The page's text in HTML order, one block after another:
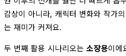
감상이 아니라, 캐릭터 변화와 작가
는 재미가 커져요.
두 번째 활용 시나리오는 소장용이에